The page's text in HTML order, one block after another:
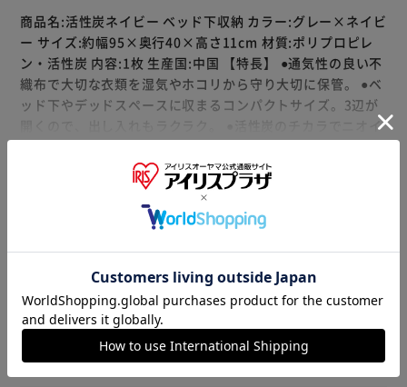
商品名:活性炭ネイビー ベッド下収納 カラー:グレー×ネイビ
ー サイズ:約幅95×奥行40×高さ11cm 材質:ポリプロピレ
ン・活性炭 内容:1枚 生産国:中国 【特長】 ●通気性の良い不
織布で大切な衣類を湿気やホコリから守り大切に保管。 ●ベ
ッド下やデッドスペースに収まるコンパクトサイズ。3辺が
開くので、出し入れもラクラク。 ●活性炭のチカラでニオイ
の元となる物質を吸着し除去。収納したまま脱臭。 ●ネーム
ホルダー、防虫剤入れポケット付き。持ち手付きで持ち運び
もラクラク。 【ご注意】 ●洗濯はできません。 ●強く引っ張
ると破れるおそれがあります。 ●本来の用途以外でのご使用
はお控えください。 【不織布とは】 不織布（ふしょくふ）
とは、繊維を糸にして織ったり編んだりせずに、そのままシ
ート状にした「織らない布」のことです。 通気性が良くホ
コリを通しにくい生地のため、衣類や寝具の収納に適してい
ます。 アストロではスパンボンド方式で製造されたポリプ
ロピレン製の不織布を主に使用しています。
もっと見る
※製品は予告なく仕様を変更する場合がございます。あらか
じめご了承ください。
販売元(特定商取引法に基づく表記)：
リスプラザ店